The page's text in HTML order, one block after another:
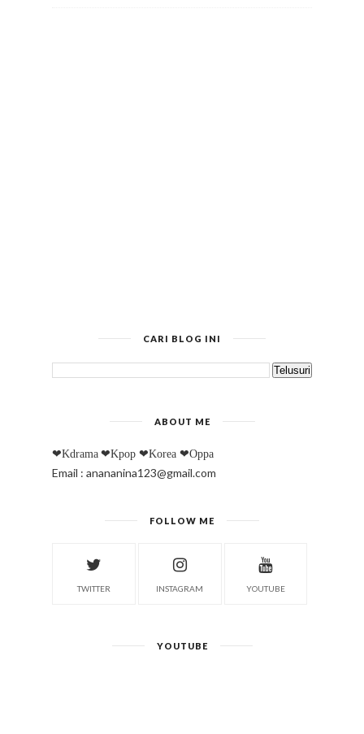
CARI BLOG INI
ABOUT ME
❤Kdrama ❤Kpop ❤Korea ❤Oppa
Email : anananina123@gmail.com
FOLLOW ME
TWITTER INSTAGRAM YOUTUBE
YOUTUBE